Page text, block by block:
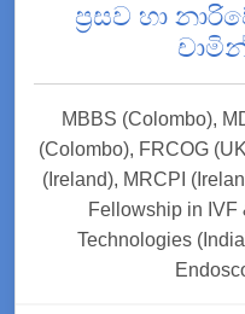
ප්‍රසව හා
MBBS (Colombo),
(Colombo), FRCOG
(Ireland), MRCPI
Fellowship in IVF
Technologies